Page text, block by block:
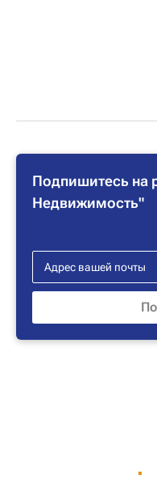
Подпишитесь на
Недвижимость"